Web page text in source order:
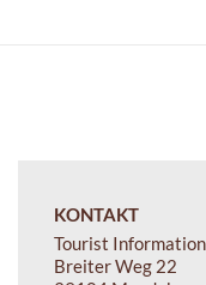
KONTAKT
Tourist
Breiter Weg 22